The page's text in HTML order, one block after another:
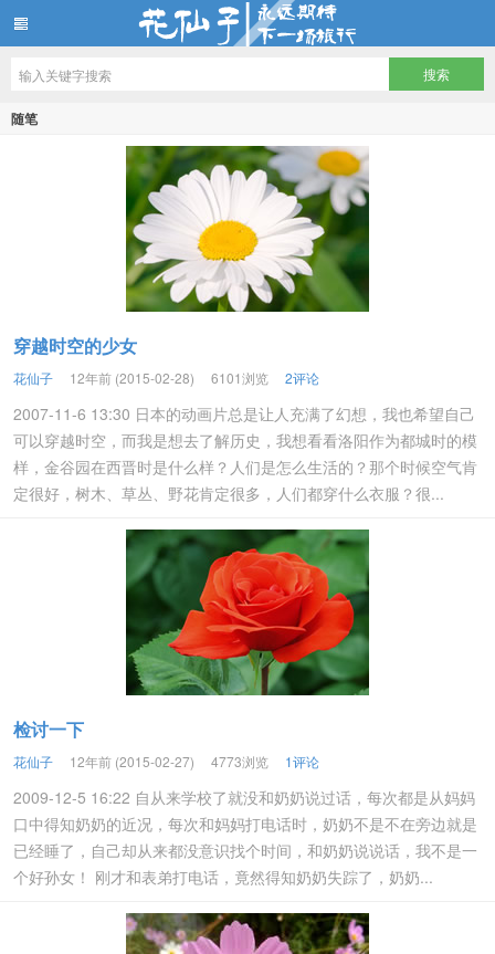
花仙子
随笔
穿越时空的少女
花仙子 12年前 (2015-02-28) 6101浏览 2评论
2007-11-6 13:30 日本的动画片总是让人充满了幻想，我也希望自己
可以穿越时空，而我是想去了解历史，我想看看洛阳作为都城时的模
样，金谷园在西晋时是什么样？人们是怎么生活的？那个时候空气肯
定很好，树木、草丛、野花肯定很多，人们都穿什么衣服？很...
检讨一下
花仙子 12年前 (2015-02-27) 4773浏览 1评论
2009-12-5 16:22 自从来学校了就没和奶奶说过话，每次都是从妈妈
口中得知奶奶的近况，每次和妈妈打电话时，奶奶不是不在旁边就是
已经睡了，自己却从来都没意识找个时间，和奶奶说说话，我不是一
个好孙女！ 刚才和表弟打电话，竟然得知奶奶失踪了，奶奶...